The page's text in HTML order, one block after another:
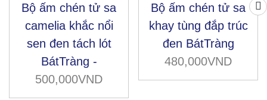
Bộ ấm chén tử sa
camelia khắc nổi
sen đen tách lót
BátTràng -
500,000VND
Bộ ấm chén tử sa
khay tùng đắp trúc
đen BátTràng
480,000VND